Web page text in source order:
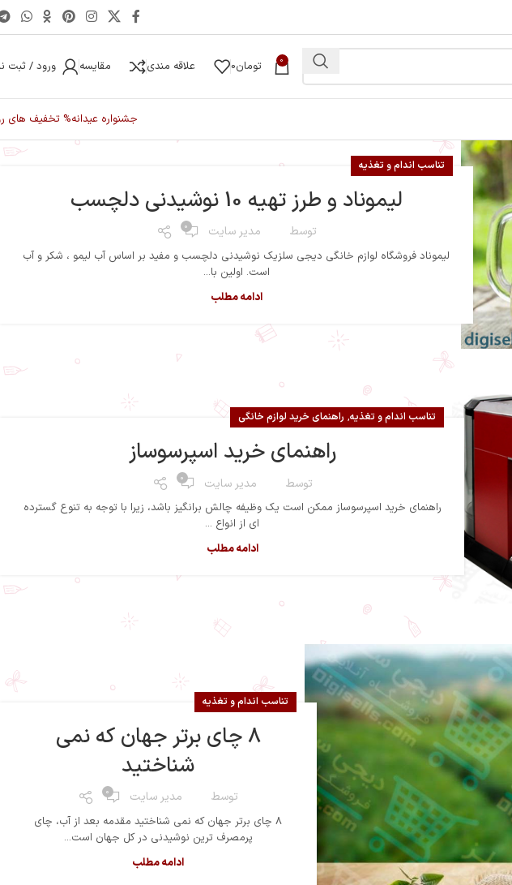
0 تومان0 علاقه مندی مقایسه ورود / ثبت
جشنواره عیدانه% تخفیف های
تناسب اندام و تغذیه
لیموناد و طرز تهیه 10 نوشیدنی دلچسب
توسط مدیر سایت 0
لیموناد فروشگاه لوازم خانگی دیجی سلزیک نوشیدنی دلچسب و مفید بر اساس آب لیمو ، شکر و آب
است. اولین با...
ادامه مطلب
تناسب اندام و تغذیه, راهنمای خرید لوازم خانگی
راهنمای خرید اسپرسوساز
توسط مدیر سایت 0
راهنمای خرید اسپرسوساز ممکن است یک وظیفه چالش برانگیز باشد، زیرا با توجه به تنوع گسترده
ای از انواع ...
ادامه مطلب
تناسب اندام و تغذیه
8 چای برتر جهان که نمی
شناختید
توسط مدیر سایت 0
8 چای برتر جهان که نمی شناختید مقدمه بعد از آب، چای
پرمصرف ترین نوشیدنی در کل جهان است...
ادامه مطلب